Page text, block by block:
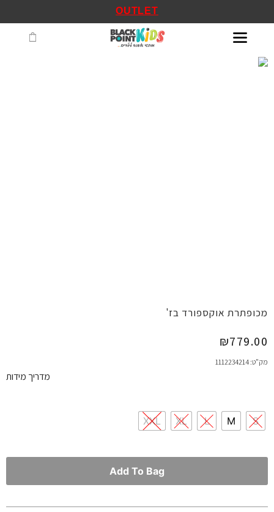
OUTLET
מכופתרת אוקספורד בז'
₪779.00
מדריך מידות
מק"ט: 1112234214
S
M
L
XL
XXL
Add To Bag